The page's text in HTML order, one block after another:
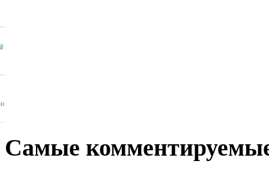
Самые